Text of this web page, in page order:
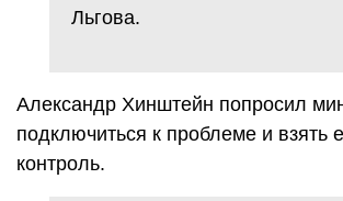
Льгова.
Александр Хинштейн попросил
подключиться к проблеме и взять
контроль.